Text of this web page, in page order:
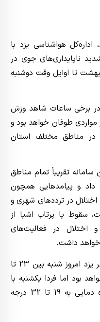
اداره‌کل هواشناسی یزد با
ناپایداری‌های جوی در
عصر امروز شنبه 26 اردیبهشت تا اوایل وقت دوشنبه
در برخی ساعات شاهد وزش
مواردی طوفان خواهد بود و
مناطق مختلف استان
تقریباً تمام مناطق
داد و پیامدهایی همچون
در ترددهای شهری و
سقوط یا پرتاب اشیا از
اختلال در فعالیت‌های
خواهد داشت.
طبق پیش‌بینی‌ها، دمای هوای شهر یزد امروز شنبه بین 23 تا
بود اما فردا یکشنبه با
ورود توده هوای خنک‌تر، این بازه دمایی به 19 تا 32 درجه